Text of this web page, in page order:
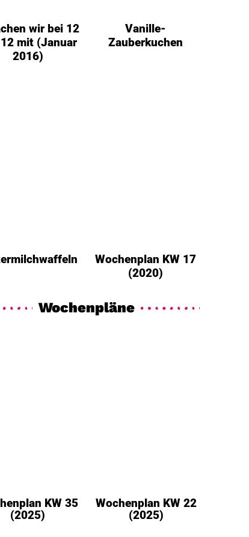
wir bei 12
mit (Januar
2016)
Vanille-
Zauberkuchen
Wochenplan KW 17
(2020)
Wochenpläne
KW 35
(2025)
Wochenplan KW 22
(2025)